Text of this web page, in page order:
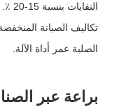
النفايات بنسبة 15-20 ٪.
تكاليف الصيانة
الصلبة عمر أداة الآلة.
براعة عبر